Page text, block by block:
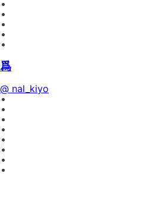
爲
@ nal_kiyo